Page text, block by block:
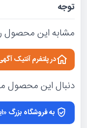
توجه
مشابه این محصول
در پلتفرم آنتیک
دنبال این محصول
به فروشگاه بزرگ